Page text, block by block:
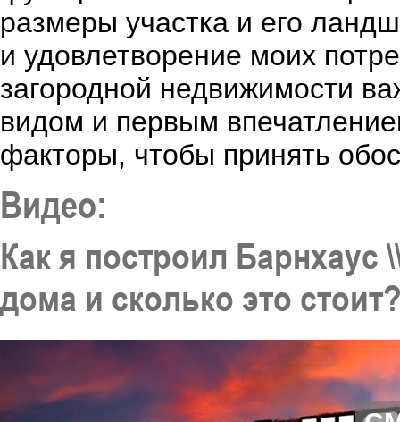
размеры участка и его
и удовлетворение моих
загородной недвижимости
видом и первым
факторы, чтобы принять
Видео:
Как я построил Барнхаус
дома и сколько это